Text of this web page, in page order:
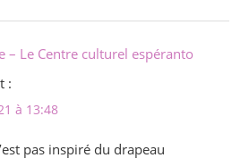
– Le Centre culturel espéranto
:
à 13:48
pas inspiré du drapeau